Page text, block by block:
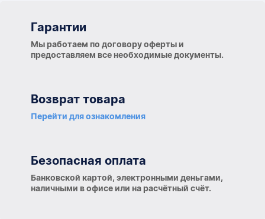
Гарантии
Мы работаем по договору оферты и
предоставляем все необходимые документы.
Возврат товара
Перейти для ознакомления
Безопасная оплата
Банковской картой, электронными деньгами,
наличными в офисе или на расчётный счёт.